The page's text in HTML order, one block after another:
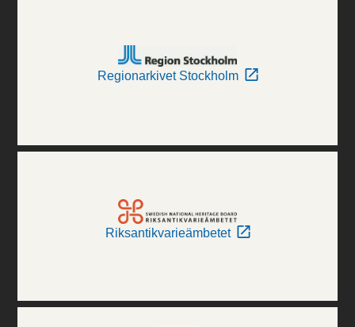
Regionarkivet Stockholm
Riksantikvarieämbetet